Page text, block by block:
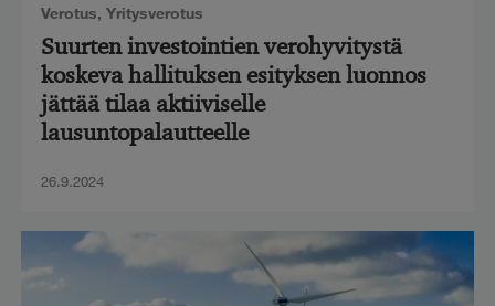
Verotus, Yritysverotus
Suurten investointien verohyvitystä
koskeva hallituksen esityksen luonnos
jättää tilaa aktiiviselle
lausuntopalautteelle
26.9.2024